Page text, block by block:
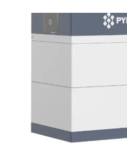
Ved at trykke tilmeld, giver jeg samtykke til,
sms/mms, push-beskeder og meddelelser i
beskeder på Facebook, Instagram og
nyheder og tilbud på energirådgivning,
styringsprodukter, energilagerringssystemer